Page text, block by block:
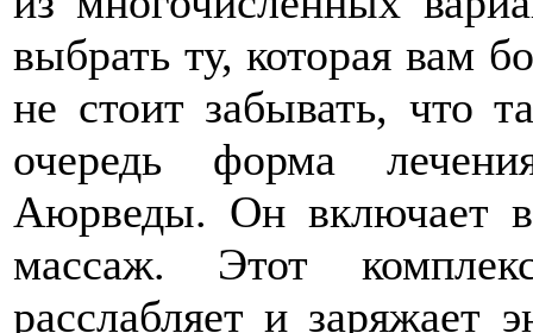
выбрать ту, которая вам
не стоит забывать, что
очередь форма
Аюрведы. Он включает в
массаж. Этот
расслабляет и заряжает